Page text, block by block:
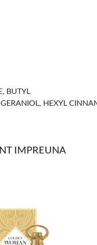
BUTYL
HEXYL
IMPREUNA